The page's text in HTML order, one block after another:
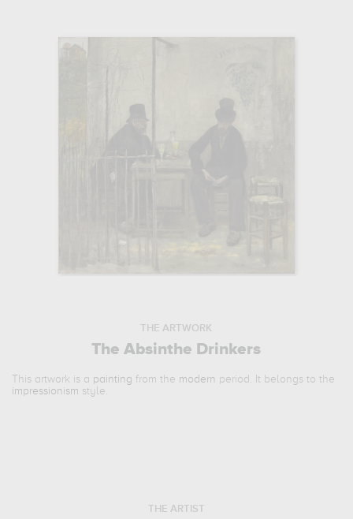
THE ARTWORK
The Absinthe Drinkers
This artwork is a painting from the modern period. It belongs to the
impressionism style.
THE ARTIST